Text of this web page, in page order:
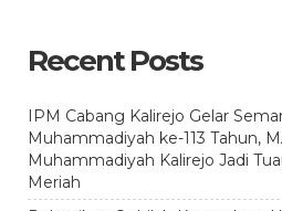
Recent Posts
IPM Cabang Kalirejo Gelar
Muhammadiyah ke-113 Tahun,
Muhammadiyah Kalirejo Jadi
Meriah